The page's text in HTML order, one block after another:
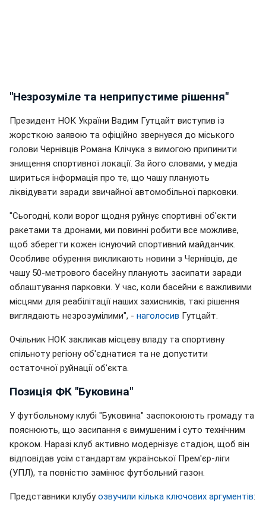
"Незрозуміле та неприпустиме рішення"
Президент НОК України Вадим Гутцайт виступив із
жорсткою заявою та офіційно звернувся до міського
голови Чернівців Романа Клічука з вимогою припинити
знищення спортивної локації. За його словами, у медіа
шириться інформація про те, що чашу планують
ліквідувати заради звичайної автомобільної парковки.
"Сьогодні, коли ворог щодня руйнує спортивні об'єкти
ракетами та дронами, ми повинні робити все можливе,
щоб зберегти кожен існуючий спортивний майданчик.
Особливе обурення викликають новини з Чернівців, де
чашу 50-метрового басейну планують засипати заради
облаштування парковки. У час, коли басейни є важливими
місцями для реабілітації наших захисників, такі рішення
виглядають незрозумілими", - наголосив Гутцайт.
Очільник НОК закликав місцеву владу та спортивну
спільноту регіону об'єднатися та не допустити
остаточної руйнації об'єкта.
Позиція ФК "Буковина"
У футбольному клубі "Буковина" заспокоюють громаду та
пояснюють, що засипання є вимушеним і суто технічним
кроком. Наразі клуб активно модернізує стадіон, щоб він
відповідав усім стандартам української Прем'єр-ліги
(УПЛ), та повністю замінює футбольний газон.
Представники клубуозвучили кілька ключових аргументів: